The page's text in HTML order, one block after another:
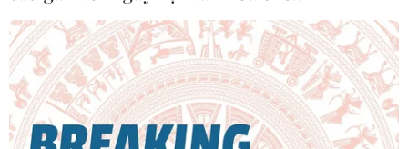
#Điện Biên #Nậm Vì
#huyện biên giới Mường Nhé
#Trung đoàn 741
#Hỗ trợ sửa nhà Điện Biên